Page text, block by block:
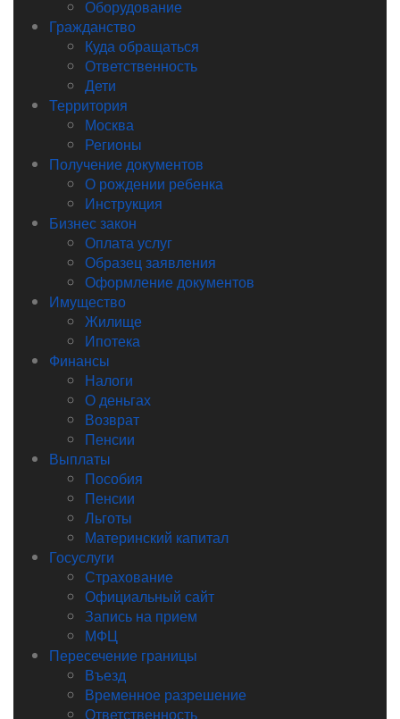
Оборудование
Гражданство
Куда обращаться
Ответственность
Дети
Территория
Москва
Регионы
Получение документов
О рождении ребенка
Инструкция
Бизнес закон
Оплата услуг
Образец заявления
Оформление документов
Имущество
Жилище
Ипотека
Финансы
Налоги
О деньгах
Возврат
Пенсии
Выплаты
Пособия
Пенсии
Льготы
Материнский капитал
Госуслуги
Страхование
Официальный сайт
Запись на прием
МФЦ
Пересечение границы
Въезд
Временное разрешение
Ответственность